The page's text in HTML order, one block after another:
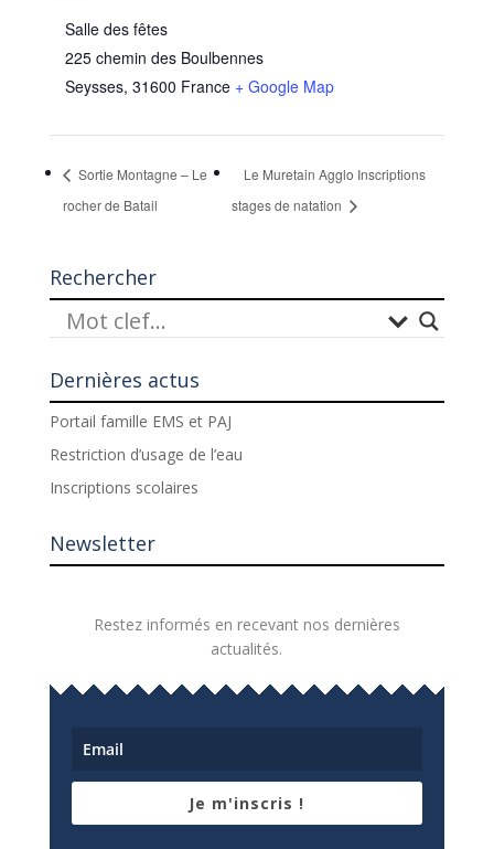
Salle des fêtes
225 chemin des Boulbennes
Seysses, 31600 France + Google Map
Sortie Montagne – Le
rocher de Batail
Le Muretain Agglo Inscriptions
stages de natation
Rechercher
Dernières actus
Portail famille EMS et PAJ
Restriction d’usage de l’eau
Inscriptions scolaires
Newsletter
Restez informés en recevant nos dernières
actualités.
Je m'inscris !